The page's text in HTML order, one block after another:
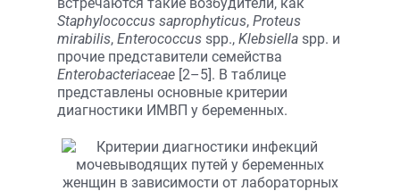
Staphylococcus saprophyticus, Proteus
mirabilis, Enterococcus spp., Klebsiella spp. и
прочие представители семейства
Enterobacteriaceae [2–5]. В таблице
представлены основные критерии
диагностики ИМВП у беременных.